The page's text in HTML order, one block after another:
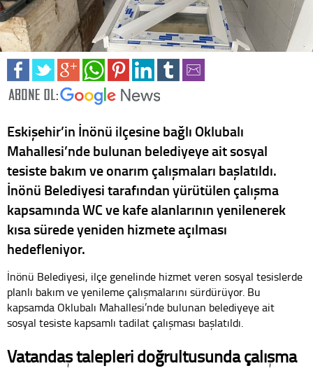
Eskişehir’in İnönü ilçesine bağlı Oklubalı
Mahallesi’nde bulunan belediyeye ait sosyal
tesiste bakım ve onarım çalışmaları başlatıldı.
İnönü Belediyesi tarafından yürütülen çalışma
kapsamında WC ve kafe alanlarının yenilenerek
kısa sürede yeniden hizmete açılması
hedefleniyor.
İnönü Belediyesi, ilçe genelinde hizmet veren sosyal tesislerde
planlı bakım ve yenileme çalışmalarını sürdürüyor. Bu
kapsamda Oklubalı Mahallesi’nde bulunan belediyeye ait
sosyal tesiste kapsamlı tadilat çalışması başlatıldı.
Vatandaş talepleri doğrultusunda çalışma